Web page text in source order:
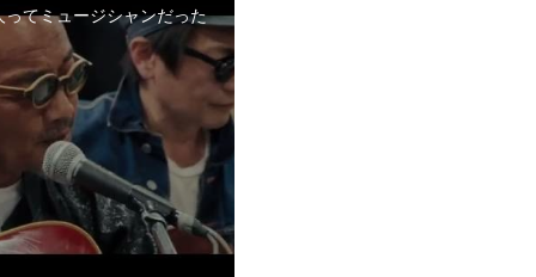
ってミュージシャンだった